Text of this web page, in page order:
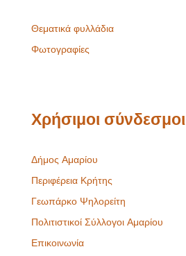
Θεματικά φυλλάδια
Φωτογραφίες
Χρήσιμοι σύνδεσμοι
Δήμος Αμαρίου
Περιφέρεια Κρήτης
Γεωπάρκο Ψηλορείτη
Πολιτιστικοί Σύλλογοι Αμαρίου
Επικοινωνία